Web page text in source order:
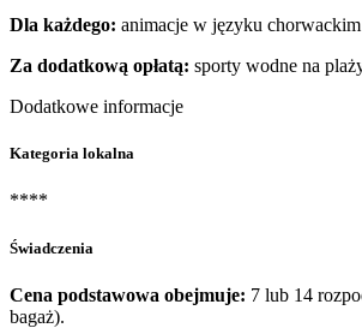
Dla każdego: animacje w języku
Za dodatkową opłatą: sporty wodne na
Dodatkowe informacje
Kategoria lokalna
****
Świadczenia
Cena podstawowa obejmuje: 7 lub 14
bagaż).